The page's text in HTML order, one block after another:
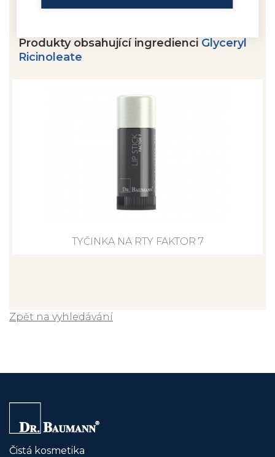
Kategorie
SLUNEČNÍ PÉČE
Produkty obsahující ingredienci Glyceryl
Ricinoleate
TYČINKA NA RTY FAKTOR 7
Zpět na vyhledávání
Čistá kosmetika